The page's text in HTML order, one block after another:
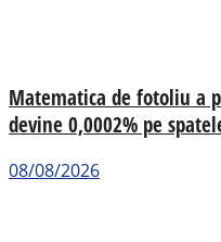
Matematica de fotoliu a
devine 0,0002% pe
08/08/2026